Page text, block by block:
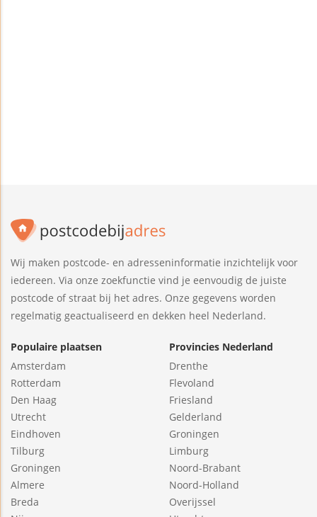
Wij maken postcode- en adresseninformatie inzichtelijk voor
iedereen. Via onze zoekfunctie vind je eenvoudig de juiste
postcode of straat bij het adres. Onze gegevens worden
regelmatig geactualiseerd en dekken heel Nederland.
Populaire plaatsen
Amsterdam
Rotterdam
Den Haag
Utrecht
Eindhoven
Tilburg
Groningen
Almere
Breda
Provincies Nederland
Drenthe
Flevoland
Friesland
Gelderland
Groningen
Limburg
Noord-Brabant
Noord-Holland
Overijssel